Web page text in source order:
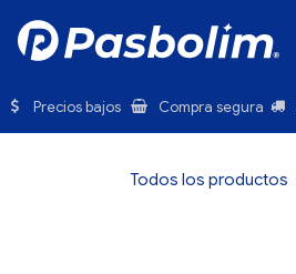
Precios bajos Compra segura
Todos los productos